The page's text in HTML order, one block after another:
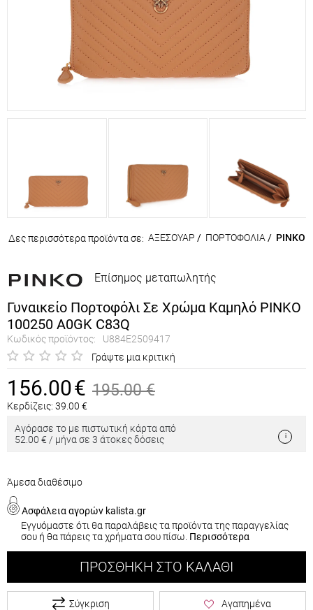
Δες περισσότερα προϊόντα σε: ΑΞΕΣΟΥΑΡ / ΠΟΡΤΟΦΟΛΙΑ / PINKO
Επίσημος μεταπωλητής
Γυναικείο Πορτοφόλι Σε Χρώμα Καμηλό PINKO
100250 A0GK C83Q
Κωδικός προϊόντος:
U884E2509417
Γράψτε μια κριτική
156.00€ 195.00 €
Κερδίζεις: 39.00 €
Αγόρασε το με πιστωτική κάρτα από
52.00 € / μήνα σε 3 άτοκες δόσεις
Άμεσα διαθέσιμο
Ασφάλεια αγορών kalista.gr
Εγγυόμαστε ότι θα παραλάβεις τα προϊόντα της παραγγελίας
σου ή θα πάρεις τα χρήματα σου πίσω. Περισσότερα
ΠΡΟΣΘΉΚΗ ΣΤΟ ΚΑΛΆΘΙ
Σύγκριση Αγαπημένα